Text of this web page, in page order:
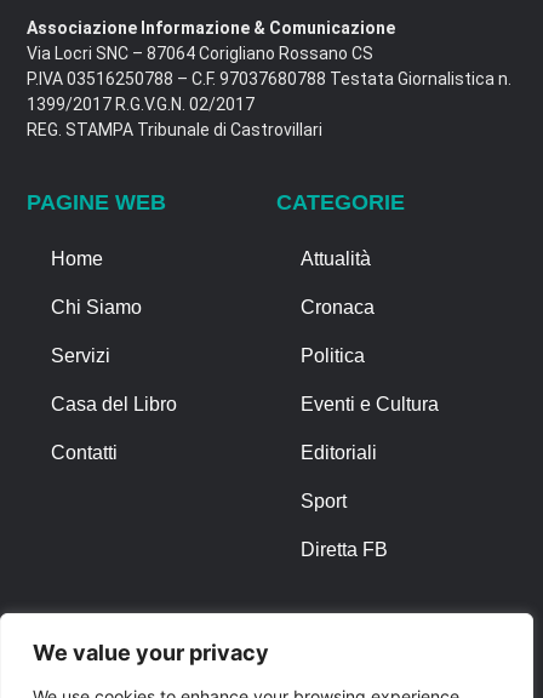
We value your privacy
Associazione Informazione & Comunicazione
Via Locri SNC – 87064 Corigliano Rossano CS
P.IVA 03516250788 – C.F. 97037680788 Testata Giornalistica n.
1399/2017 R.G.V.G.N. 02/2017
REG. STAMPA Tribunale di Castrovillari
PAGINE WEB
Home
Chi Siamo
Servizi
Casa del Libro
Contatti
CATEGORIE
Attualità
Cronaca
Politica
Eventi e Cultura
Editoriali
Sport
Diretta FB